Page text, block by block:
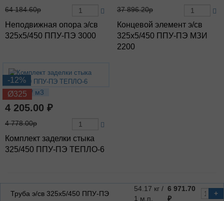
64 184.60р
Неподвижная опора э/св
325х5/450 ППУ-ПЭ 3000
37 896.20р
Концевой элемент э/св
325х5/450 ППУ-ПЭ МЗИ
2200
-12%
Ø325
9.09 кг / м3
4 205.00 ₽
4 778.00р
Комплект заделки стыка
325/450 ППУ-ПЭ ТЕПЛО-6
Труба э/св 325х5/450 ППУ-ПЭ
54.17 кг /
1 м.п.
6 971.70
₽
+